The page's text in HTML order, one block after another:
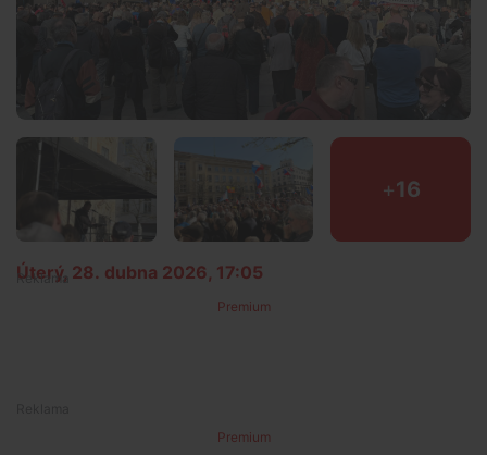
+16
Úterý, 28. dubna 2026, 17:05
Premium
Premium